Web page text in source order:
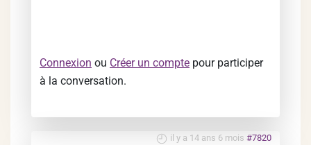
Connexion ou Créer un compte pour participer
à la conversation.
il y a 14 ans 6 mois #7820